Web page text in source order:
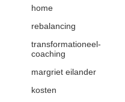
home
rebalancing
transformationeel-
coaching
margriet eilander
kosten